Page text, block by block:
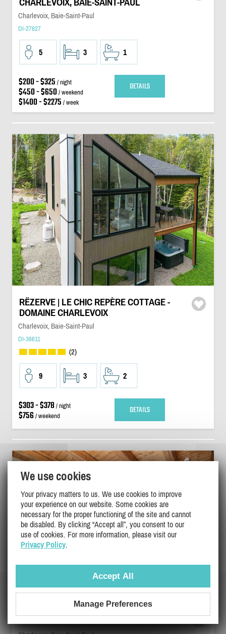
CHARLEVOIX, BAIE-SAINT-PAUL
Charlevoix, Baie-Saint-Paul
DI-27827
5 3 1
$200 - $325 / night
$450 - $650/ weekend
$1400 - $2275 / week
DETAILS
RËZERVE | LE CHIC REPÈRE COTTAGE -
DOMAINE CHARLEVOIX
Charlevoix, Baie-Saint-Paul
DI-36611
(2)
9 3 2
$303 - $378/ night
$756/ weekend DETAILS
BAIE-ST-PAUL. HORSE CONTACT
We use cookies
Your privacy matters to us. We use cookies to improve
your experience on our website. Some cookies are
necessary for the proper functioning of the site and cannot
be disabled. By clicking “Accept all”, you consent to our
use of cookies. For more information, please visit our
Privacy Policy.
Accept All
Manage Preferences